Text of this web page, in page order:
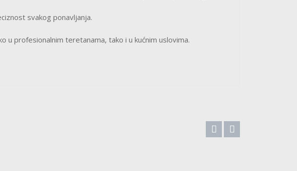
svakog ponavljanja.
u profesionalnim teretanama, tako i u kućnim uslovima.